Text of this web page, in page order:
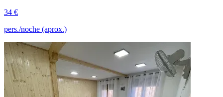
34 €
pers./noche (aprox.)